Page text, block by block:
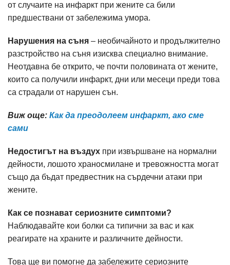
от случаите на инфаркт при жените са били
предшествани от забележима умора.
Нарушения на съня – необичайното и продължително
разстройство на съня изисква специално внимание.
Неотдавна бе открито, че почти половината от жените,
които са получили инфаркт, дни или месеци преди това
са страдали от нарушен сън.
Виж още: Как да преодолеем инфаркт, ако сме
сами
Недостигът на въздух при извършване на нормални
дейности, лошото храносмилане и тревожността могат
също да бъдат предвестник на сърдечни атаки при
жените.
Как се познават сериозните симптоми?
Наблюдавайте кои болки са типични за вас и как
реагирате на храните и различните дейности.
Това ще ви помогне да забележите сериозните